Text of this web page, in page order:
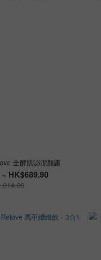
全酵肌泌潔顏露
HK$689.90